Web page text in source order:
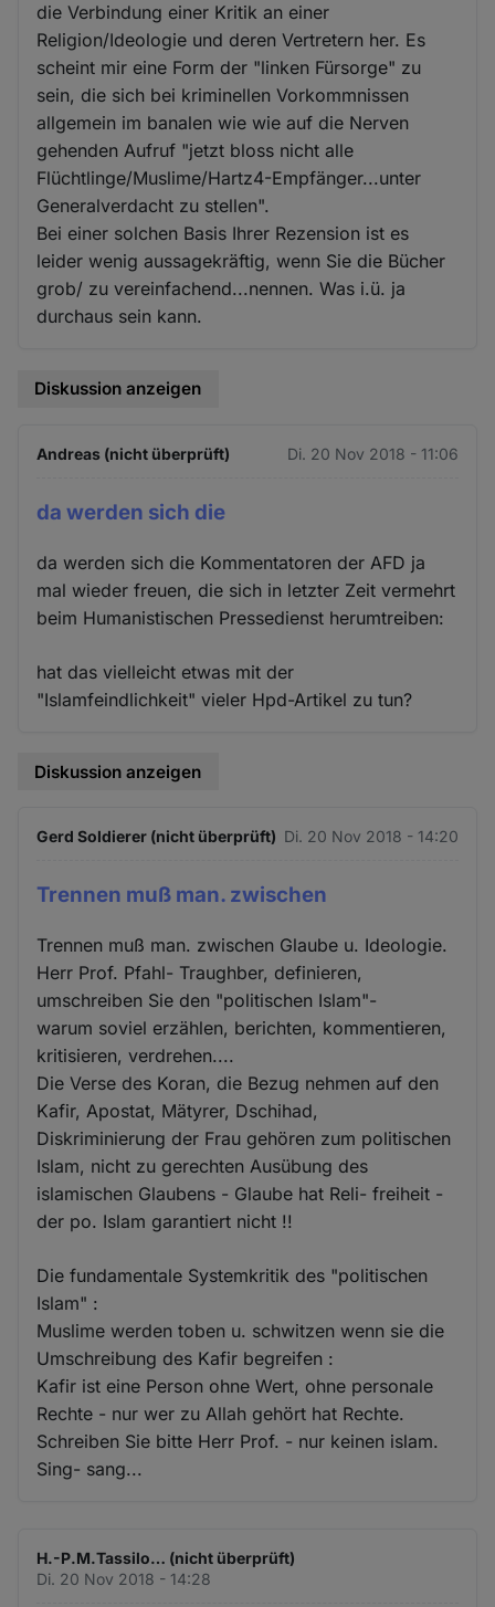
die Verbindung einer Kritik an einer
Religion/Ideologie und deren Vertretern her. Es
scheint mir eine Form der "linken Fürsorge" zu
sein, die sich bei kriminellen Vorkommnissen
allgemein im banalen wie wie auf die Nerven
gehenden Aufruf "jetzt bloss nicht alle
Flüchtlinge/Muslime/Hartz4-Empfänger...unter
Generalverdacht zu stellen".
Bei einer solchen Basis Ihrer Rezension ist es
leider wenig aussagekräftig, wenn Sie die Bücher
grob/ zu vereinfachend...nennen. Was i.ü. ja
durchaus sein kann.
Diskussion anzeigen
Andreas (nicht überprüft) Di. 20 Nov 2018 - 11:06
da werden sich die
da werden sich die Kommentatoren der AFD ja
mal wieder freuen, die sich in letzter Zeit vermehrt
beim Humanistischen Pressedienst herumtreiben:
hat das vielleicht etwas mit der
"Islamfeindlichkeit" vieler Hpd-Artikel zu tun?
Diskussion anzeigen
Gerd Soldierer (nicht überprüft) Di. 20 Nov 2018 - 14:20
Trennen muß man. zwischen
Trennen muß man. zwischen Glaube u. Ideologie.
Herr Prof. Pfahl- Traughber, definieren,
umschreiben Sie den "politischen Islam"-
warum soviel erzählen, berichten, kommentieren,
kritisieren, verdrehen....
Die Verse des Koran, die Bezug nehmen auf den
Kafir, Apostat, Mätyrer, Dschihad,
Diskriminierung der Frau gehören zum politischen
Islam, nicht zu gerechten Ausübung des
islamischen Glaubens - Glaube hat Reli- freiheit -
der po. Islam garantiert nicht !!
Die fundamentale Systemkritik des "politischen
Islam" :
Muslime werden toben u. schwitzen wenn sie die
Umschreibung des Kafir begreifen :
Kafir ist eine Person ohne Wert, ohne personale
Rechte - nur wer zu Allah gehört hat Rechte.
Schreiben Sie bitte Herr Prof. - nur keinen islam.
Sing- sang...
H.-P.M.Tassilo… (nicht überprüft)
Di. 20 Nov 2018 - 14:28